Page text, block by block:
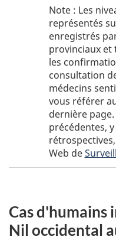
N
o
t
e
d
e
l
a
f
i
g
u
1
Note : Les
représentés
enregistrés
provinciaux et
les
consultation
médecins
vous référer
dernière
précédentes,
Web de
Cas d'humains
Nil occidental